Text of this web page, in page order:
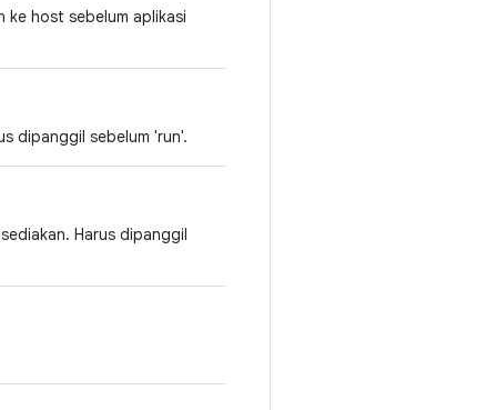
host sebelum aplikasi
dipanggil sebelum 'run'.
Harus dipanggil